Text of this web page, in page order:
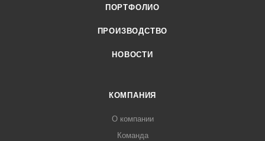
ПОРТФОЛИО
ПРОИЗВОДСТВО
НОВОСТИ
КОМПАНИЯ
О компании
Команда